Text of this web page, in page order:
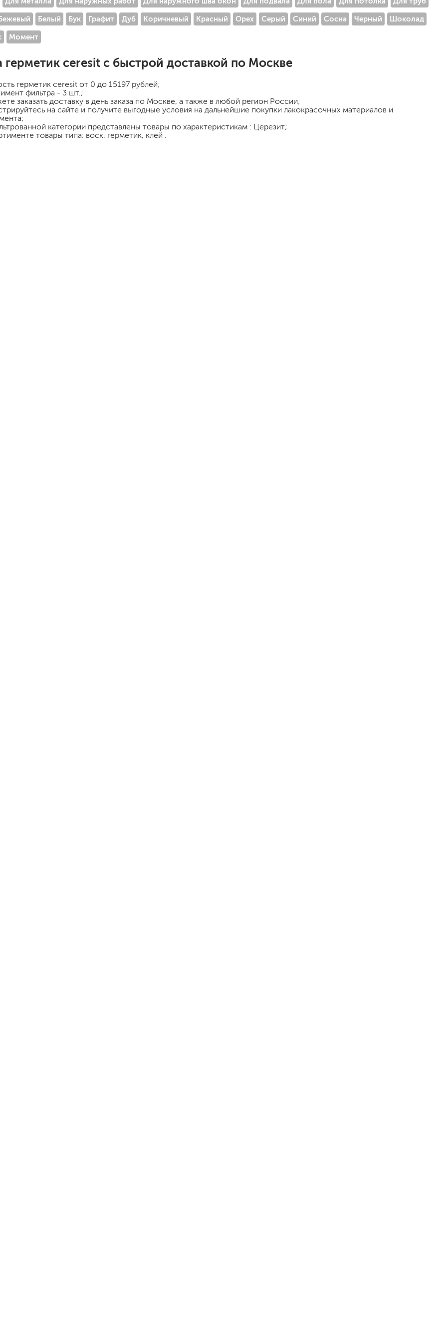
кельмы
абразивы
электроинструмент
готовые
сухие
стеклообои под покраску
Белый Бук Графит Дуб Коричневый Красный Орех Серый Синий Сосна Черный Шоколад
Момент
герметик ceresit с быстрой доставкой по Москве
герметик ceresit от 0 до 15197 рублей;
фильтра - 3 шт.;
заказать доставку в день заказа по Москве, а также в любой регион России;
на сайте и получите выгодные условия на дальнейшие покупки лакокрасочных материалов и
категории представлены товары по характеристикам : Церезит;
товары типа: воск, герметик, клей .